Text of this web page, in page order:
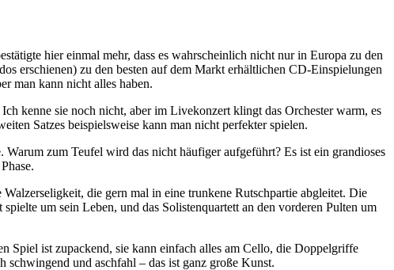
hier einmal mehr, dass es wahrscheinlich nicht nur in Europa zu den
erschienen) zu den besten auf dem Markt erhältlichen CD-Einspielungen
man kann nicht alles haben.
kenne sie noch nicht, aber im Livekonzert klingt das Orchester warm, es
Satzes beispielsweise kann man nicht perfekter spielen.
zum Teufel wird das nicht häufiger aufgeführt? Es ist ein grandioses
die gern mal in eine trunkene Rutschpartie abgleitet. Die
um sein Leben, und das Solistenquartett an den vorderen Pulten um
Spiel ist zupackend, sie kann einfach alles am Cello, die Doppelgriffe
schwingend und aschfahl – das ist ganz große Kunst.